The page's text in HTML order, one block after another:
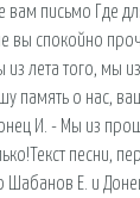
письмо Где
вы спокойно
лета того, мы
память о нас,
И. - Мы из
песни,
Шабанов Е. и